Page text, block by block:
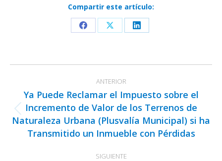
Compartir este artículo:
Share
Facebook
Share
X
Share
LinkedIn
entre
publicaciones
ANTERIOR
Publicación
anterior:
Ya Puede Reclamar el Impuesto sobre el
Incremento de Valor de los Terrenos de
Naturaleza Urbana (Plusvalía Municipal) si ha
Transmitido un Inmueble con Pérdidas
SIGUIENTE